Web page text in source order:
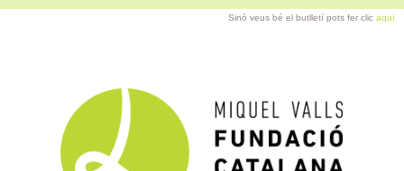
Sinó veus bé el butlletí pots fer clic aquí